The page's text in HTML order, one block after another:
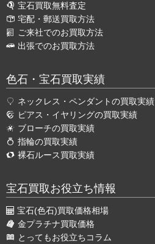
宝石買取無料査定
宅配・郵送買取方法
ご来社でのお買取方法
出張でのお買取方法
色石・宝石買取実績
ネックレス・ペンダントの買取実績
ピアス・イヤリングの買取実績
ブローチの買取実績
指輪の買取実績
裸石ルース買取実績
宝石買取お役立ち情報
宝石(色石)買取価格相場
金プラチナ買取価格
とってもお役立ちコラム